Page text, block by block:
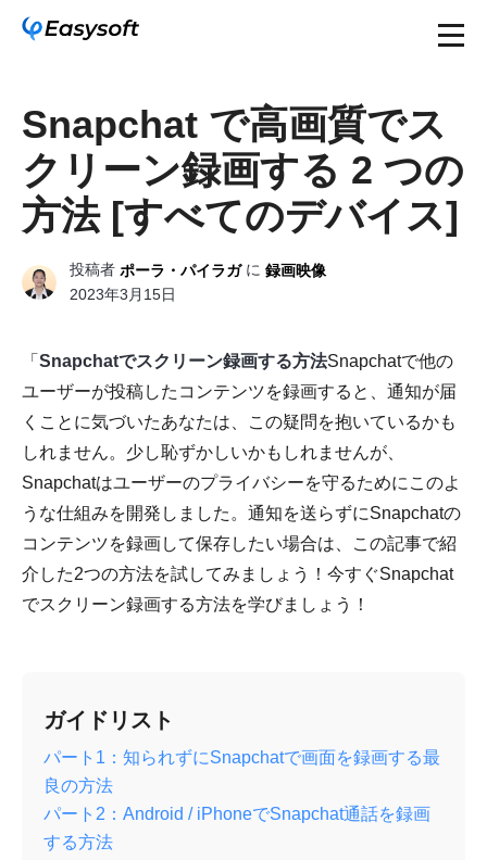
Snapchat で高画質でス
クリーン録画する 2 つの
方法 [すべてのデバイス]
投稿者 ポーラ・パイラガに 録画映像
2023年3月15日
「 Snapchatでスクリーン録画する方法Snapchatで他の
ユーザーが投稿したコンテンツを録画すると、通知が届
くことに気づいたあなたは、この疑問を抱いているかも
しれません。少し恥ずかしいかもしれませんが、
Snapchatはユーザーのプライバシーを守るためにこのよ
うな仕組みを開発しました。通知を送らずにSnapchatの
コンテンツを録画して保存したい場合は、この記事で紹
介した2つの方法を試してみましょう！今すぐSnapchat
でスクリーン録画する方法を学びましょう！
ガイドリスト
パート1：知られずにSnapchatで画面を録画する最
良の方法
パート2：Android / iPhoneでSnapchat通話を録画
する方法